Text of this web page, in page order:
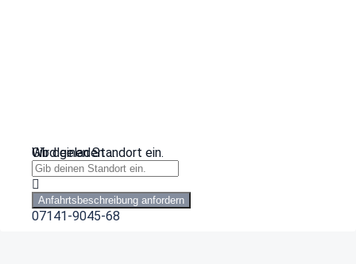
Wird geladen …
Gib deinen Standort ein.
Anfahrtsbeschreibung anfordern
07141-9045-68